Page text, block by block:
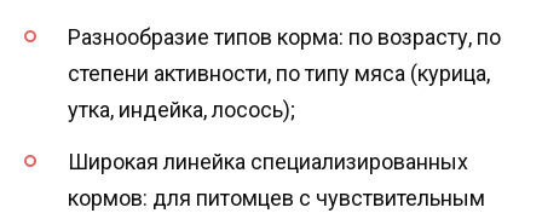
Разнообразие типов корма: по возрасту, по
степени активности, по типу мяса (курица,
утка, индейка, лосось);
Широкая линейка специализированных
кормов: для питомцев с чувствительным